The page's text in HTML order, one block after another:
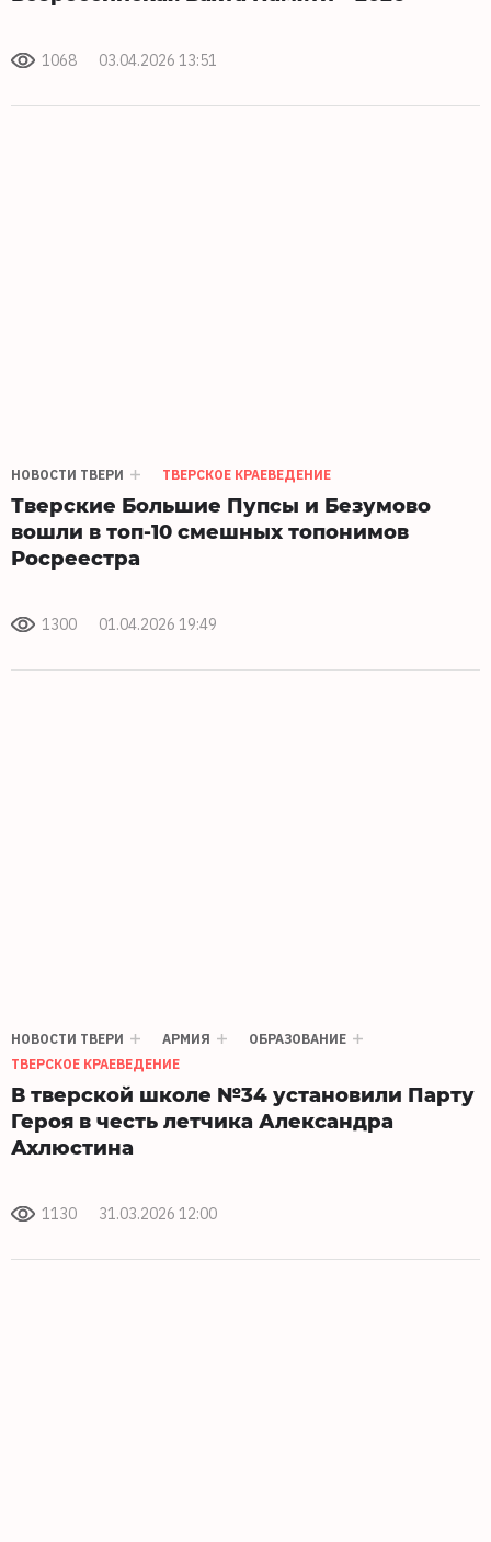
1068 03.04.2026 13:51
НОВОСТИ ТВЕРИ ТВЕРСКОЕ КРАЕВЕДЕНИЕ
Тверские Большие Пупсы и Безумово
вошли в топ-10 смешных топонимов
Росреестра
1300 01.04.2026 19:49
НОВОСТИ ТВЕРИ АРМИЯ
ОБРАЗОВАНИЕ
ТВЕРСКОЕ КРАЕВЕДЕНИЕ
В тверской школе №34 установили Парту
Героя в честь летчика Александра
Ахлюстина
1130 31.03.2026 12:00